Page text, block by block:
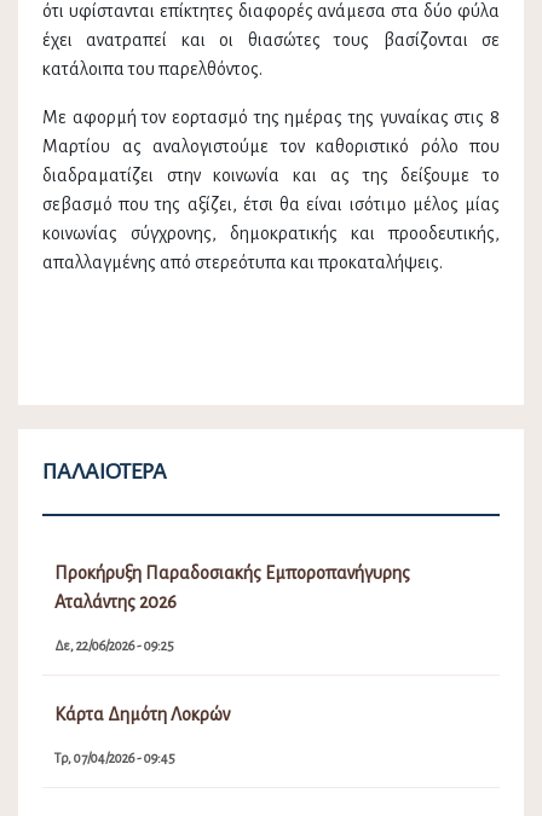
ότι υφίστανται επίκτητες διαφορές ανάμεσα στα δύο φύλα
έχει ανατραπεί και οι θιασώτες τους βασίζονται σε
κατάλοιπα του παρελθόντος.
Με αφορμή τον εορτασμό της ημέρας της γυναίκας στις 8
Μαρτίου ας αναλογιστούμε τον καθοριστικό ρόλο που
διαδραματίζει στην κοινωνία και ας της δείξουμε το
σεβασμό που της αξίζει, έτσι θα είναι ισότιμο μέλος μίας
κοινωνίας σύγχρονης, δημοκρατικής και προοδευτικής,
απαλλαγμένης από στερεότυπα και προκαταλήψεις.
ΠΑΛΑΙΌΤΕΡΑ
Προκήρυξη Παραδοσιακής Εμποροπανήγυρης
Αταλάντης 2026
Δε, 22/06/2026 - 09:25
Κάρτα Δημότη Λοκρών
Τρ, 07/04/2026 - 09:45